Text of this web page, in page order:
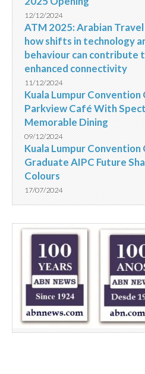
12/12/2024
ATM 2025: Arabian
how shifts in technology
behaviour can contribute
enhanced connectivity
11/12/2024
Kuala Lumpur Convention
Parkview Café With
Memorable Dining
09/12/2024
Kuala Lumpur
Graduate AIPC Future
Colours
17/07/2024